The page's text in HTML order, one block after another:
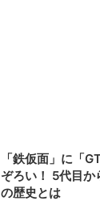
「鉄仮面」に「
ぞろい！ 5代目
の歴史とは